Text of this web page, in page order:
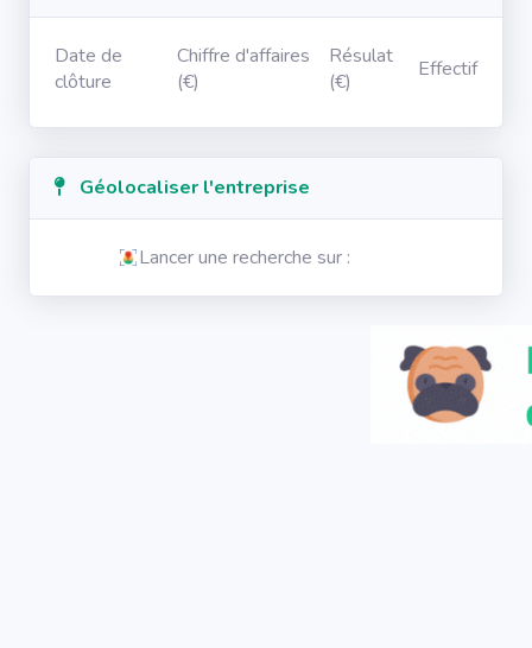
Date de
clôture
Chiffre d'affaires
(€)
Résulat
(€)
Effectif
Géolocaliser l'entreprise
Lancer une recherche sur :